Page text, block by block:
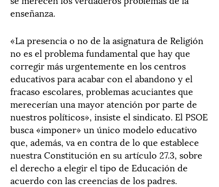
enseñanza.
«La presencia o no de la asignatura de Religión
no es el problema fundamental que hay que
corregir más urgentemente en los centros
educativos para acabar con el abandono y el
fracaso escolares, problemas acuciantes que
merecerían una mayor atención por parte de
nuestros políticos», insiste el sindicato. El PSOE
busca «imponer» un único modelo educativo
que, además, va en contra de lo que establece
nuestra Constitución en su artículo 27.3, sobre
el derecho a elegir el tipo de Educación de
acuerdo con las creencias de los padres.